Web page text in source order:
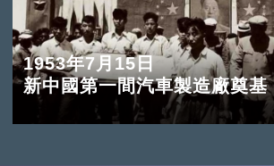
1953年7月15日
新中國第一間汽車製造廠奠基